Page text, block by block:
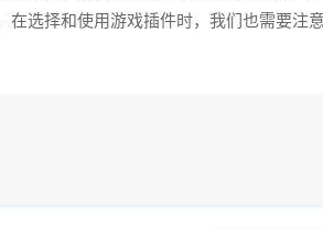
在选择和使用游戏插件时，我们也需要注